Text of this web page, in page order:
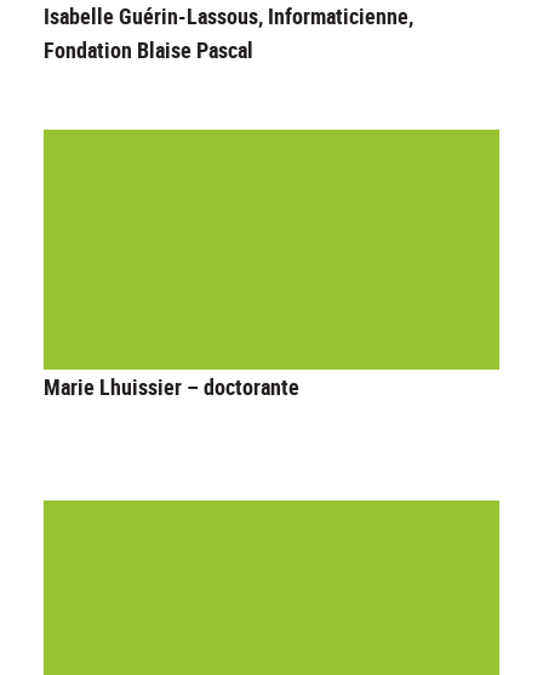
Isabelle Guérin-Lassous, Informaticienne,
Fondation Blaise Pascal
Marie Lhuissier – doctorante